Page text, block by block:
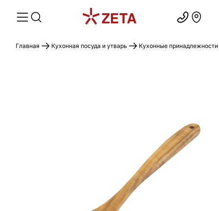
Главная Кухонная посуда и утварь Кухонные принадлежности